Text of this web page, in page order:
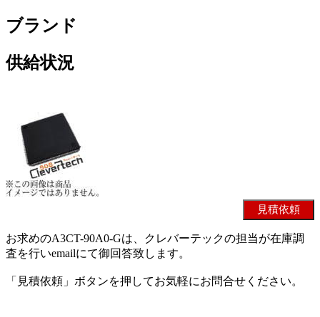
ブランド
供給状況
お求めのA3CT-90A0-Gは、クレバーテックの担当が在庫調
査を行いemailにて御回答致します。
「見積依頼」ボタンを押してお気軽にお問合せください。